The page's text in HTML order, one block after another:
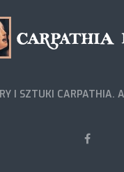
I SZTUKI CARPATHIA.